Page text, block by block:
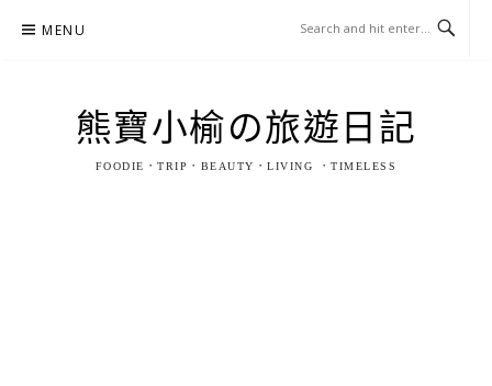
MENU
熊寶小榆の旅遊日記
FOODIE．TRIP．BEAUTY．LIVING ．TIMELESS